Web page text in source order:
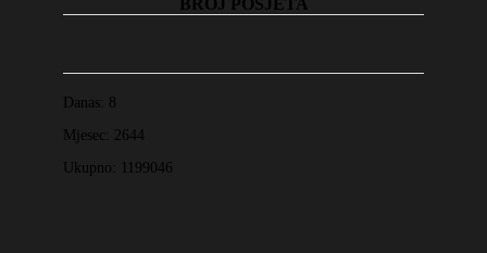
Danas: 8
Mjesec:
2644
Ukupno:
1199046